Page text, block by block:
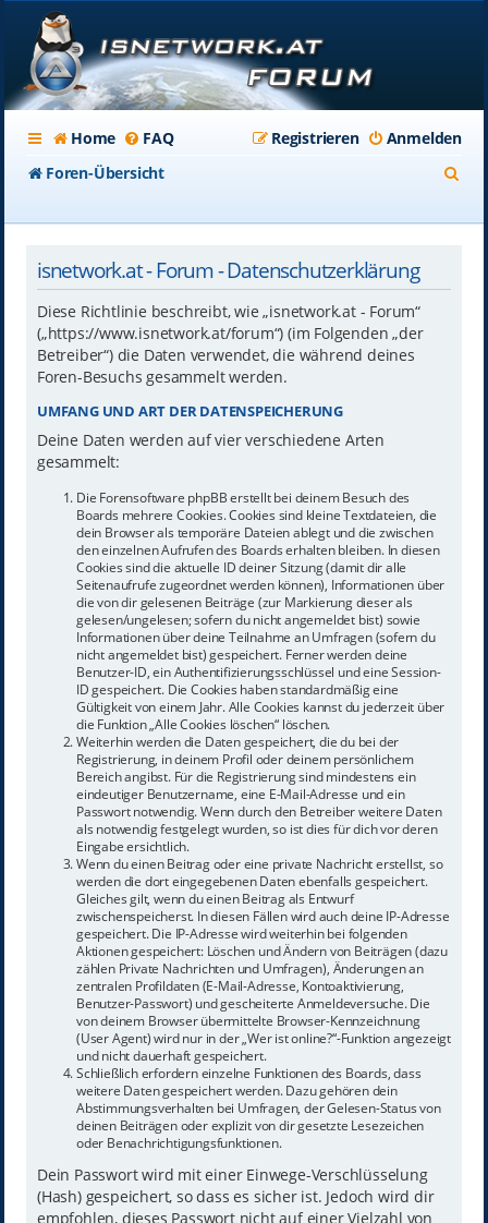
Home FAQ Anmelden
Registrieren
Foren-Übersicht
isnetwork.at - Forum - Datenschutzerklärung
Diese Richtlinie beschreibt, wie „isnetwork.at - Forum“
(„https://www.isnetwork.at/forum“) (im Folgenden „der
Betreiber“) die Daten verwendet, die während deines
Foren-Besuchs gesammelt werden.
UMFANG UND ART DER DATENSPEICHERUNG
Deine Daten werden auf vier verschiedene Arten
gesammelt:
Die Forensoftware phpBB erstellt bei deinem Besuch des
Boards mehrere Cookies. Cookies sind kleine Textdateien, die
dein Browser als temporäre Dateien ablegt und die zwischen
den einzelnen Aufrufen des Boards erhalten bleiben. In diesen
Cookies sind die aktuelle ID deiner Sitzung (damit dir alle
Seitenaufrufe zugeordnet werden können), Informationen über
die von dir gelesenen Beiträge (zur Markierung dieser als
gelesen/ungelesen; sofern du nicht angemeldet bist) sowie
Informationen über deine Teilnahme an Umfragen (sofern du
nicht angemeldet bist) gespeichert. Ferner werden deine
Benutzer-ID, ein Authentifizierungsschlüssel und eine Session-
ID gespeichert. Die Cookies haben standardmäßig eine
Gültigkeit von einem Jahr. Alle Cookies kannst du jederzeit über
die Funktion „Alle Cookies löschen“ löschen.
Weiterhin werden die Daten gespeichert, die du bei der
Registrierung, in deinem Profil oder deinem persönlichem
Bereich angibst. Für die Registrierung sind mindestens ein
eindeutiger Benutzername, eine E-Mail-Adresse und ein
Passwort notwendig. Wenn durch den Betreiber weitere Daten
als notwendig festgelegt wurden, so ist dies für dich vor deren
Eingabe ersichtlich.
Wenn du einen Beitrag oder eine private Nachricht erstellst, so
werden die dort eingegebenen Daten ebenfalls gespeichert.
Gleiches gilt, wenn du einen Beitrag als Entwurf
zwischenspeicherst. In diesen Fällen wird auch deine IP-Adresse
gespeichert. Die IP-Adresse wird weiterhin bei folgenden
Aktionen gespeichert: Löschen und Ändern von Beiträgen (dazu
zählen Private Nachrichten und Umfragen), Änderungen an
zentralen Profildaten (E-Mail-Adresse, Kontoaktivierung,
Benutzer-Passwort) und gescheiterte Anmeldeversuche. Die
von deinem Browser übermittelte Browser-Kennzeichnung
(User Agent) wird nur in der „Wer ist online?“-Funktion angezeigt
und nicht dauerhaft gespeichert.
Schließlich erfordern einzelne Funktionen des Boards, dass
weitere Daten gespeichert werden. Dazu gehören dein
Abstimmungsverhalten bei Umfragen, der Gelesen-Status von
deinen Beiträgen oder explizit von dir gesetzte Lesezeichen
oder Benachrichtigungsfunktionen.
Dein Passwort wird mit einer Einwege-Verschlüsselung
(Hash) gespeichert, so dass es sicher ist. Jedoch wird dir
empfohlen, dieses Passwort nicht auf einer Vielzahl von